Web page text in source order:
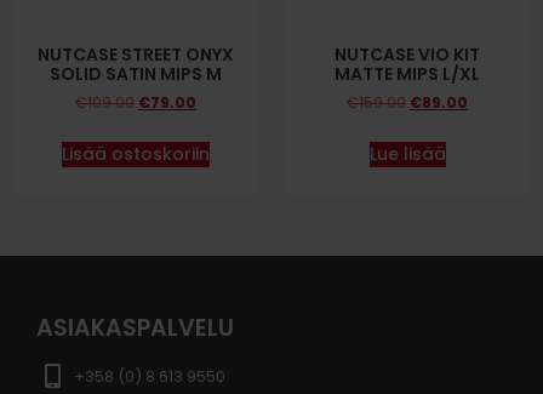
NUTCASE STREET ONYX
SOLID SATIN MIPS M
€109.00 €79.00
Lisää ostoskoriin
NUTCASE VIO KIT
MATTE MIPS L/XL
€159.00 €89.00
Lue lisää
ASIAKASPALVELU
+358 (0) 8 613 9550